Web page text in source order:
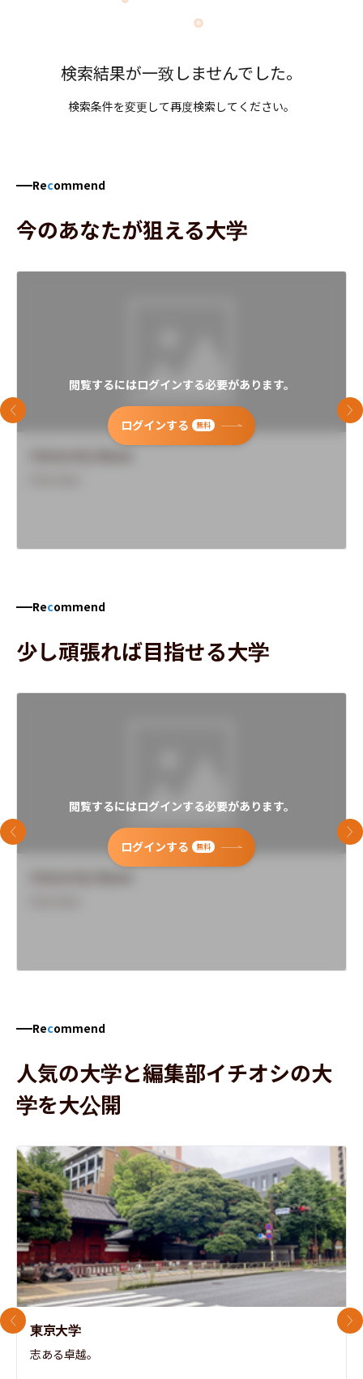
検索結果が一致しませんでした。
検索条件を変更して再度検索してください。
Recommend
今のあなたが狙える大学
閲覧するにはログインする必要があります。
ログインする 無料
前のスライド 次
Recommend
少し頑張れば目指せる大学
閲覧するにはログインする必要があります。
ログインする 無料
前のスライド 次
Recommend
人気の大学と編集部イチオシの大
学を大公開
東京大学
志ある卓越。
前のスライド 次